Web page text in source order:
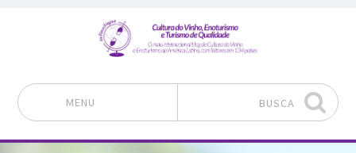
MENU BUSCA